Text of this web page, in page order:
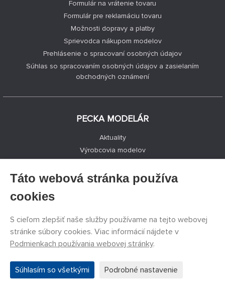
Formulár na vrátenie tovaru
Formulár pre reklamáciu tovaru
Možnosti dopravy a platby
Sprievodca nákupom modelov
Prehlásenie o spracovaní osobných údajov
Súhlas so spracovaním osobných údajov a zasielaním
obchodných oznámení
PECKA MODELÁR
Aktuality
Výrobcovia modelov
Kontakty
Facebook
©PECKA MODELÁR s.r.o.
vyhradené.
Táto webová stránka používa
cookies
S cieľom zlepšiť naše služby používame na tejto webovej
stránke súbory cookies. Viac informácií nájdete v
Podmienkach používania webovej stránky.
Súhlasím so všetkými Podrobné nastavenie